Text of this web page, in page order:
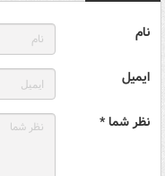
نام
ایمیل
نظر شما *